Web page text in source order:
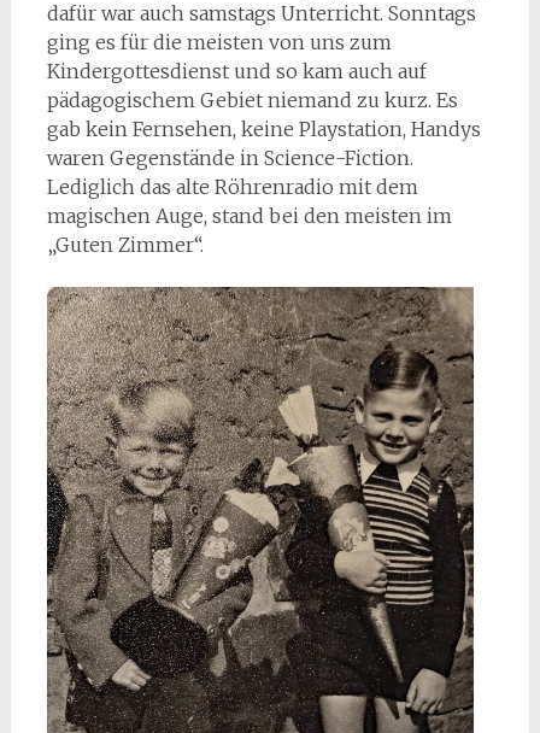
dafür war auch samstags Unterricht. Sonntags
ging es für die meisten von uns zum
Kindergottesdienst und so kam auch auf
pädagogischem Gebiet niemand zu kurz. Es
gab kein Fernsehen, keine Playstation, Handys
waren Gegenstände in Science-Fiction.
Lediglich das alte Röhrenradio mit dem
magischen Auge, stand bei den meisten im
„Guten Zimmer“.